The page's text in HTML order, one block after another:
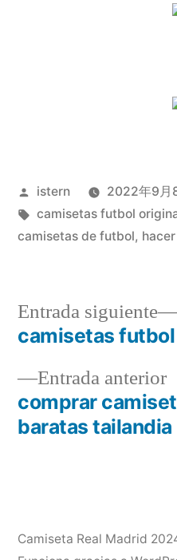
Publicado
por
istern 2022年9月
Etiquetas:
camisetas futbol
camisetas de futbol,
Navegación
de
entradas
Entrada anterior
comprar
baratas tailandia
Entrada siguiente
camisetas
Camiseta Real Madrid